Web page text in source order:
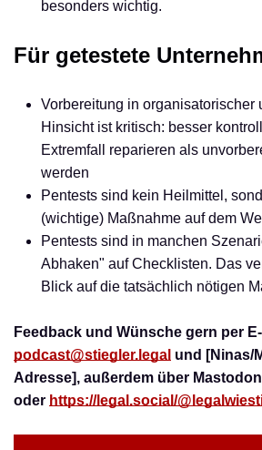
besonders wichtig.
Für getestete
Vorbereitung in organisatorischer
Hinsicht ist kritisch: besser
Extremfall reparieren als
werden
Pentests sind kein Heilmittel,
(wichtige) Maßnahme auf dem
Pentests sind in manchen
Abhaken" auf Checklisten. Das
Blick auf die tatsächlich nötigen
Feedback und Wünsche gern per
podcast@stiegler.legal und [Ninas/
Adresse], außerdem über Mastodon
oder https://legal.social/